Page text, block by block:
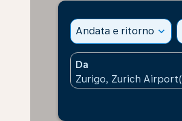
Andata e ritorno expand_more
Da